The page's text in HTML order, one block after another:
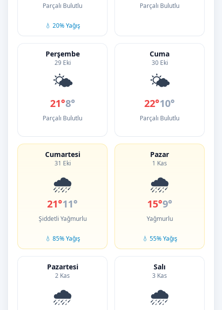
Parçalı Bulutlu
💧 20% Yağış
Parçalı Bulutlu
Perşembe
29 Eki
🌤️
21°8°
Parçalı Bulutlu
Cuma
30 Eki
🌤️
22°10°
Parçalı Bulutlu
Cumartesi
31 Eki
🌧️
21°11°
Şiddetli Yağmurlu
💧 85% Yağış
Pazar
1 Kas
🌧️
15°9°
Yağmurlu
💧 55% Yağış
Pazartesi
2 Kas
🌧️
Salı
3 Kas
🌧️